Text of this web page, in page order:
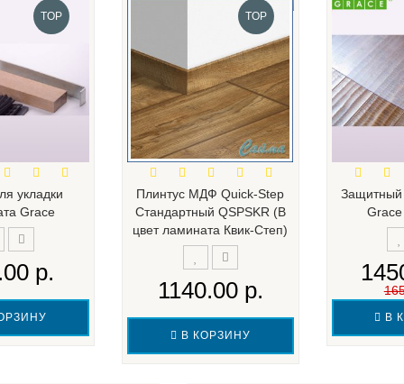
TOP
укладки
Grace
р.
TOP
Плинтус МДФ Quick-Step
Стандартный QSPSKR (В
цвет ламината Квик-Степ)
1140.00 р.
В КОРЗИНУ
Защитный
В